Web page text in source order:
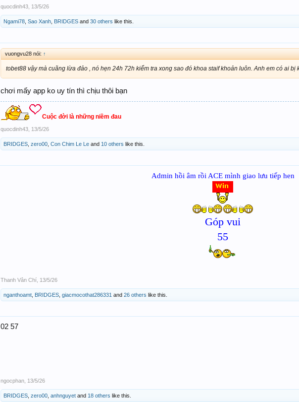
quocdinh43 13/5/26
Ngami78 Sao Xanh BRIDGES and 30 others like this.
vuongvu28 nói: ↑
tobet88 vậy mà cuãng lừa đảo , nó hẹn 24h 72h kiểm tra xong sao đó khoa staif khoản luôn. Anh em có ai bị
chơi mấy app ko uy tín thì chịu thôi bạn
Cuộc đời là những niềm đau
quocdinh43 13/5/26
BRIDGES zero00 Con Chim Le Le and 10 others like this.
Admin hồi âm rồi ACE mình giao lưu tiếp hen
Góp vui
55
Thanh Vân Chí 13/5/26
nganthoamt BRIDGES giacmocothat286331 and 26 others like this.
02 57
ngocphan 13/5/26
BRIDGES zero00 anhnguyet and 18 others like this.